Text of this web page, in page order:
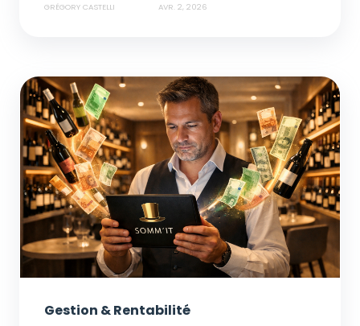
GRÉGORY CASTELLI AVR. 2, 2026
Gestion & Rentabilité